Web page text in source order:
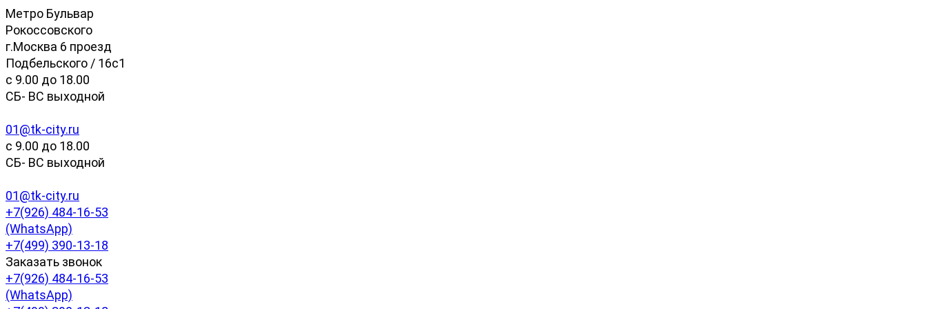
Метро Бульвар
Рокоссовского
г.Москва 6 проезд
Подбельского / 16с1
c 9.00 до 18.00
СБ- ВС выходной
01@tk-city.ru
c 9.00 до 18.00
СБ- ВС выходной
01@tk-city.ru
+7(926) 484-16-53
(WhatsApp)
+7(499) 390-13-18
Заказать звонок
+7(926) 484-16-53
(WhatsApp)